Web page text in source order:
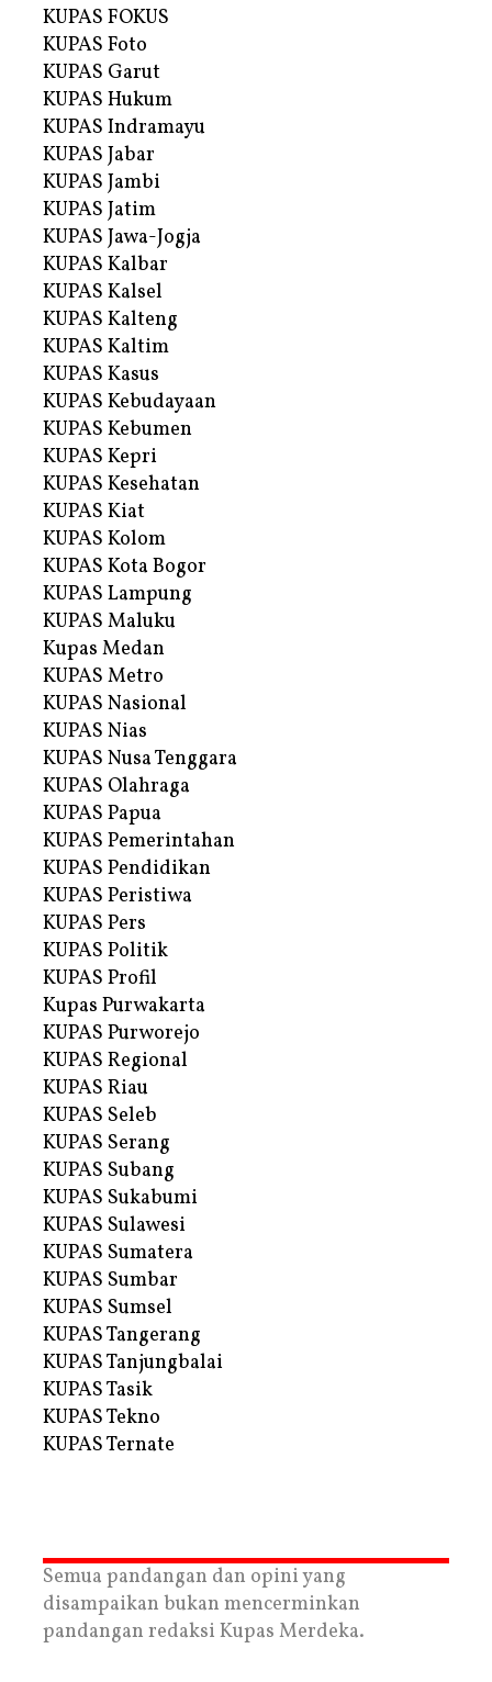
KUPAS FOKUS
KUPAS Foto
KUPAS Garut
KUPAS Hukum
KUPAS Indramayu
KUPAS Jabar
KUPAS Jambi
KUPAS Jatim
KUPAS Jawa-Jogja
KUPAS Kalbar
KUPAS Kalsel
KUPAS Kalteng
KUPAS Kaltim
KUPAS Kasus
KUPAS Kebudayaan
KUPAS Kebumen
KUPAS Kepri
KUPAS Kesehatan
KUPAS Kiat
KUPAS Kolom
KUPAS Kota Bogor
KUPAS Lampung
KUPAS Maluku
Kupas Medan
KUPAS Metro
KUPAS Nasional
KUPAS Nias
KUPAS Nusa Tenggara
KUPAS Olahraga
KUPAS Papua
KUPAS Pemerintahan
KUPAS Pendidikan
KUPAS Peristiwa
KUPAS Pers
KUPAS Politik
KUPAS Profil
Kupas Purwakarta
KUPAS Purworejo
KUPAS Regional
KUPAS Riau
KUPAS Seleb
KUPAS Serang
KUPAS Subang
KUPAS Sukabumi
KUPAS Sulawesi
KUPAS Sumatera
KUPAS Sumbar
KUPAS Sumsel
KUPAS Tangerang
KUPAS Tanjungbalai
KUPAS Tasik
KUPAS Tekno
KUPAS Ternate
Semua pandangan dan opini yang
disampaikan bukan mencerminkan
pandangan redaksi Kupas Merdeka.